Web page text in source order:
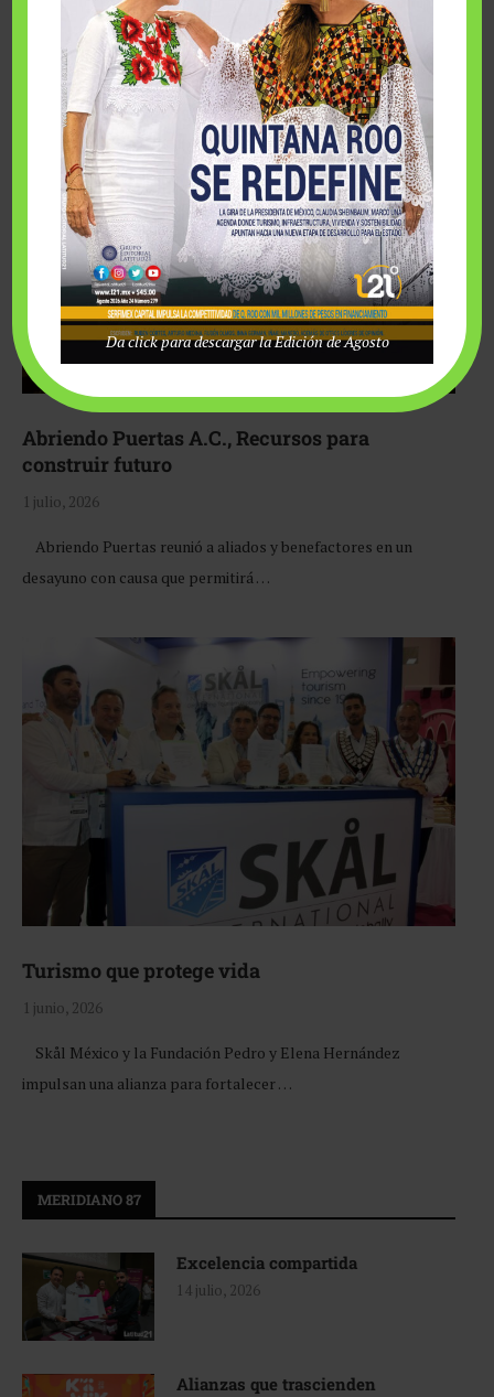
Fairmont Mayakoba y Make-A-Wish México unieron
esfuerzos para hacer realidad el deseo de una …
Abriendo Puertas A.C., Recursos para
construir futuro
1 julio, 2026
Abriendo Puertas reunió a aliados y benefactores en un
desayuno con causa que permitirá …
Turismo que protege vida
1 junio, 2026
Skål México y la Fundación Pedro y Elena Hernández
impulsan una alianza para fortalecer …
MERIDIANO 87
Excelencia compartida
14 julio, 2026
Alianzas que trascienden
Da click para descargar la Edición de Agosto